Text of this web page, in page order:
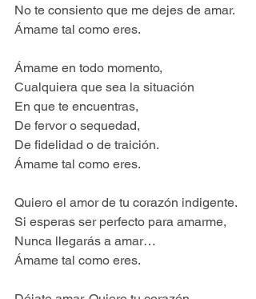
No te consiento que me dejes de amar.
Ámame tal como eres.
Ámame en todo momento,
Cualquiera que sea la situación
En que te encuentras,
De fervor o sequedad,
De fidelidad o de traición.
Ámame tal como eres.
Quiero el amor de tu corazón indigente.
Si esperas ser perfecto para amarme,
Nunca llegarás a amar…
Ámame tal como eres.